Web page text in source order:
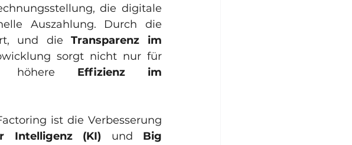
die digitale
Auszahlung. Durch die
und die Transparenz im
sorgt nicht nur für
höhere Effizienz im
ist die Verbesserung
Intelligenz (KI) und Big